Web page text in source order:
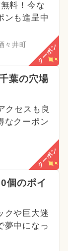
料！今な
ンも進呈中
々井町 クーポン
葉の穴場
クセスも良
なクーポン
クーポン
個のポイ
クや巨大迷
夢中になっ